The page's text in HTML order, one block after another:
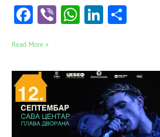
Facebook
ViberWhatsApp
LinkedIn
Read More »